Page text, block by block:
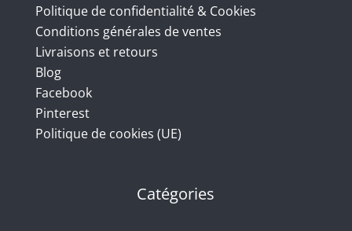
Politique de confidentialité & Cookies
Conditions générales de ventes
Livraisons et retours
Blog
Facebook
Pinterest
Politique de cookies (UE)
Catégories